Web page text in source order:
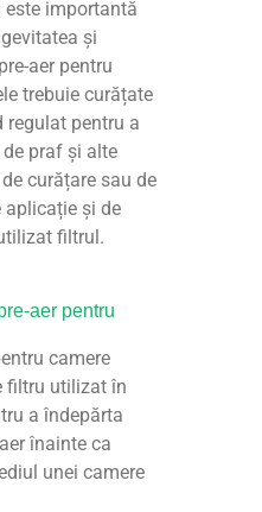
este importantă
și
aer pentru
trebuie curățate
regulat pentru a
praf și alte
curățare sau de
aplicație și de
filtrul.
aer pentru
camere
filtru utilizat în
a îndepărta
înainte ca
unei camere